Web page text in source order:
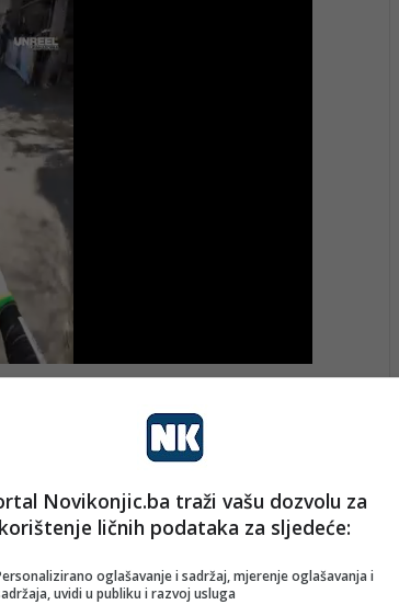
Sarajevo, 47-godišnjak se sumnjiči da
iz člana 287. stav 1. Krivičnog zakona
Kantona Sarajevo, a osumnjičeni je
lišenih slobode MUP-a Kantona Sarajevo.
djela.
Novikonjic.ba traži vašu dozvolu za
korištenje ličnih podataka za sljedeće:
oglašavanje i sadržaj, mjerenje oglašavanja i
uvidi u publiku i razvoj usluga